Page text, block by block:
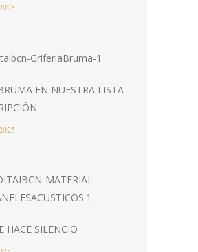
EN NUESTRA LISTA
HACE SILENCIO